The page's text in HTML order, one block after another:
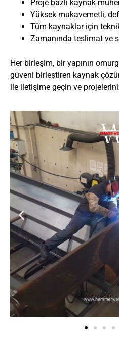
Proje bazlı kaynak
Yüksek mukavemetli,
Tüm kaynaklar için
Zamanında teslimat ve
Her birleşim, bir yapının
güveni birleştiren kaynak
ile iletişime geçin ve